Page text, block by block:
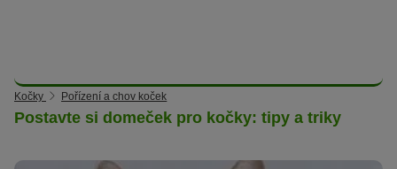
Kočky Pořízení a chov koček
Postavte si domeček pro kočky: tipy a triky